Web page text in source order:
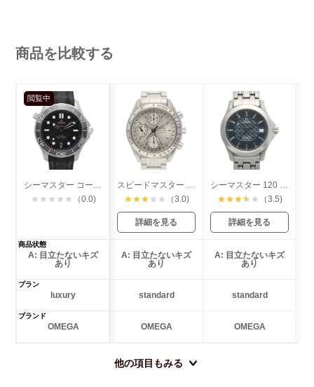
商品を比較する
閲覧中
シーマスター コーアクシャル ダイバー300
★ ★ ★ ★ ★ （0.0)
スピードマスター トリプルカレンダー
★★★ ★ ★ （3.0)
詳細を見る
シーマスター 120 ジャックマイヨールモデル
★★★★ ★ （3.5)
詳細を見る
商品状態
A: 目立たないキズ
あり
A: 目立たないキズ
あり
A: 目立たないキズ
あり
プラン
luxury standard standard
ブランド
OMEGA OMEGA OMEGA
他の項目もみる